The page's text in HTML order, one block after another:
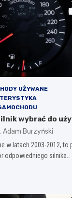
UŻYWANE
wybrać do
Adam Burzyński
w latach 2003-2012, to
odpowiedniego silnika…